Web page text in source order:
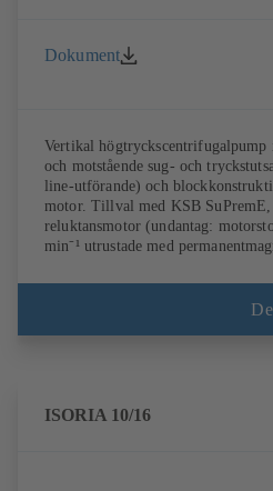
Dokument
Vertikal högtryckscentrifugalpump
och motstående sug- och
line-utförande) och
motor. Tillval med KSB
reluktansmotor (undantag:
min⁻¹ utrustade med
varvtalsregleringssystem typ KSB
Eco utan rotorlägesgivare.
ISORIA 10/16